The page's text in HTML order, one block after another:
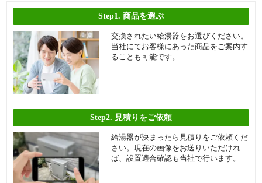
Step1. 商品を選ぶ
交換されたい給湯器をお選びください。
当社にてお客様にあった商品をご案内す
ることも可能です。
Step2. 見積りをご依頼
給湯器が決まったら見積りをご依頼くだ
さい。現在の画像をお送りいただけれ
ば、設置適合確認も当社で行います。